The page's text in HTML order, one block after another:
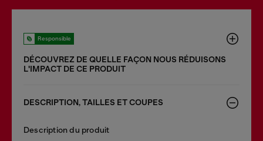
Responsible
DÉCOUVREZ DE QUELLE FAÇON NOUS RÉDUISONS
LʹIMPACT DE CE PRODUIT
DESCRIPTION, TAILLES ET COUPES
Description du produit